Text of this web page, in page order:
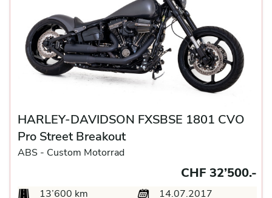
HARLEY-DAVIDSON FXSBSE 1801 CVO
Pro Street Breakout
ABS - Custom Motorrad
CHF 32’500.-
13’600 km
14.07.2017